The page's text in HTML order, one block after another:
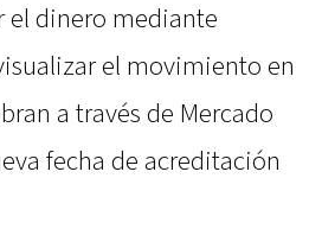
el dinero mediante
el movimiento en
a través de Mercado
fecha de acreditación